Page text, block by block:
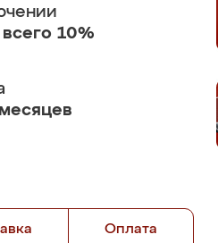
всего 10%
Оплата